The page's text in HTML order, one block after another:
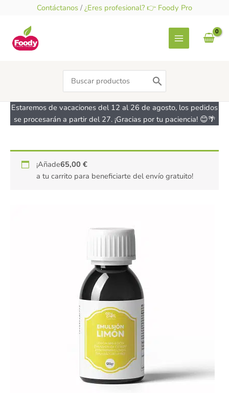
contenido
Contáctanos / ¿Eres profesional? 👉 Foody Pro
Search
for:
Estaremos de vacaciones del 12 al 26 de agosto, los pedidos
se procesarán a partir del 27. ¡Gracias por tu paciencia! 😊🌴
¡Añade65,00€
a tu carrito para beneficiarte del envío gratuito!
Emulsion
de